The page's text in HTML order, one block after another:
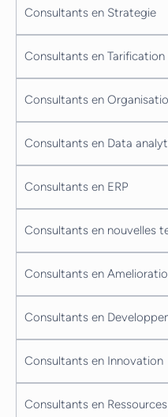
Consultants en Strategie
Consultants en Tarification
Consultants en
Consultants en Data
Consultants en ERP
Consultants en nouvelles
Consultants en
Consultants en
Consultants en Innovation
Consultants en